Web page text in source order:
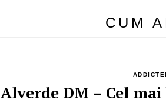
CUM
Alverde DM – Cel